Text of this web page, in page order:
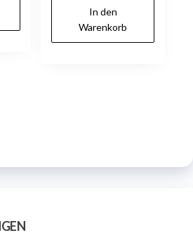
In den
Warenkorb